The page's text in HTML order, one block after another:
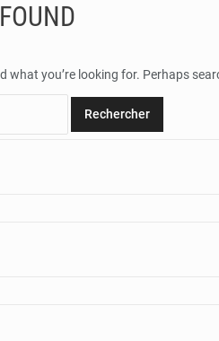
what you’re looking for. Perhaps